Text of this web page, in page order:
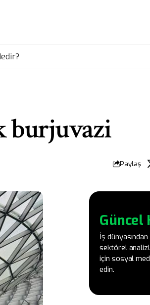
burjuvazi
Paylaş
Güncel
İş
sektörel
için sosyal
edin.